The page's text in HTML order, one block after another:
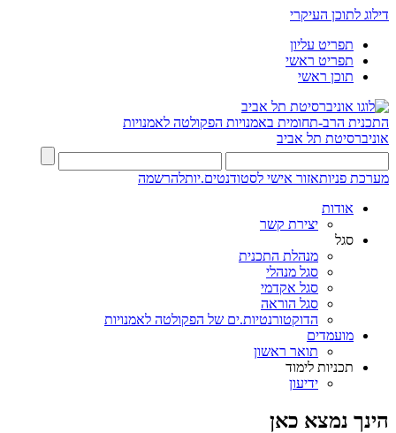
דילוג לתוכן העיקרי
תפריט עליון
תפריט ראשי
תוכן ראשי
התכנית הרב-תחומית באמנויות הפקולטה לאמנויות
אוניברסיטת תל אביב
מערכת פניותאזור אישי לסטודנטים.יותלהרשמה
אודות
יצירת קשר
סגל
מנהלת התכנית
סגל מנהלי
סגל אקדמי
סגל הוראה
הדוקטורנטיות.ים של הפקולטה לאמנויות
מועמדים
תואר ראשון
תכניות לימוד
ידיעון
הינך נמצא כאן